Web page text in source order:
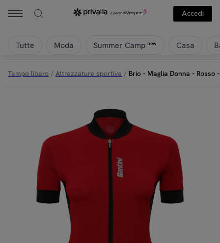
Accedi
Tutte Moda Summer Camp new Casa
Tempo libero / Attrezzature sportive / Brio - Maglia Donna - Rosso